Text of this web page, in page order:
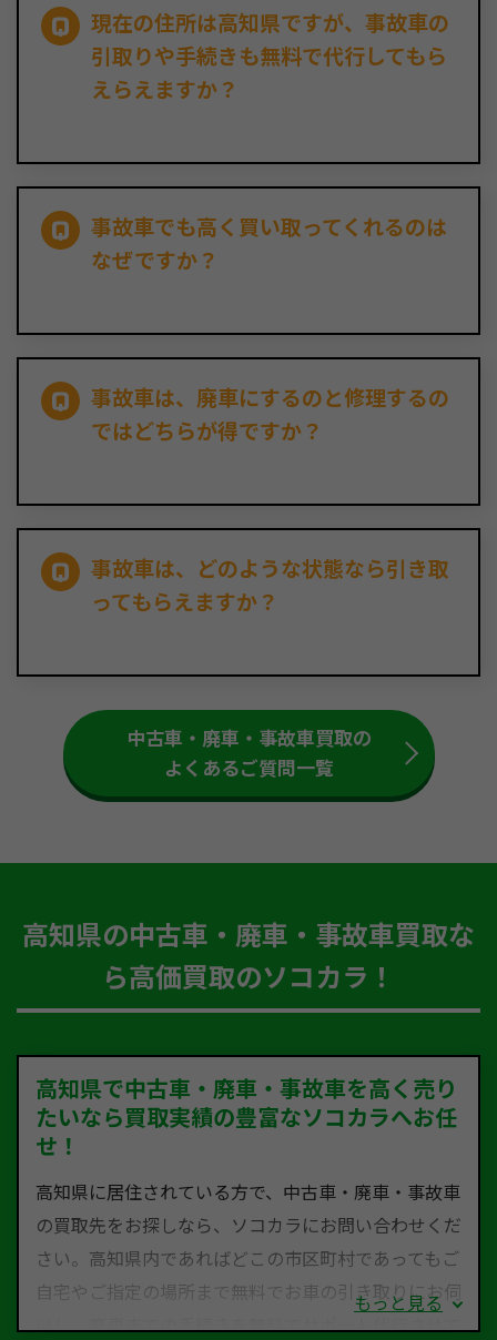
現在の住所は高知県ですが、事故車の
引取りや手続きも無料で代行してもら
えらえますか？
事故車でも高く買い取ってくれるのは
なぜですか？
事故車は、廃車にするのと修理するの
ではどちらが得ですか？
事故車は、どのような状態なら引き取
ってもらえますか？
中古車・廃車・事故車買取の
よくあるご質問一覧
高知県の中古車・廃車・事故車買取な
ら高価買取のソコカラ！
高知県で中古車・廃車・事故車を高く売り
たいなら買取実績の豊富なソコカラへお任
せ！
高知県に居住されている方で、中古車・廃車・事故車
の買取先をお探しなら、ソコカラにお問い合わせくだ
さい。高知県内であればどこの市区町村であってもご
自宅やご指定の場所まで無料でお車の引き取りにお伺
いし、廃車までの手続きを無料でサポート代行させて
もっと見る